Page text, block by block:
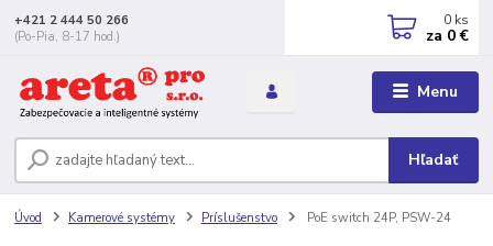
Menu
Hľadať
+421 2 444 50 266
(Po-Pia, 8-17 hod.)
0 ks
za 0 €
Úvod Kamerové systémy Príslušenstvo PoE switch 24P, PSW-24